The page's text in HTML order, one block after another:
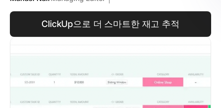
ClickUp으로 더 스마트한 재고 추적